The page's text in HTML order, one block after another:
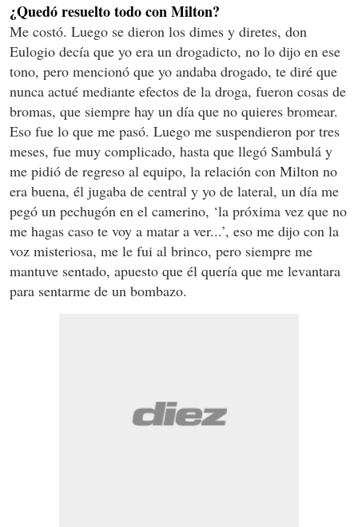
¿Quedó resuelto todo con Milton?
Me costó. Luego se dieron los dimes y diretes, don
Eulogio decía que yo era un drogadicto, no lo dijo en ese
tono, pero mencionó que yo andaba drogado, te diré que
nunca actué mediante efectos de la droga, fueron cosas de
bromas, que siempre hay un día que no quieres bromear.
Eso fue lo que me pasó. Luego me suspendieron por tres
meses, fue muy complicado, hasta que llegó Sambulá y
me pidió de regreso al equipo, la relación con Milton no
era buena, él jugaba de central y yo de lateral, un día me
pegó un pechugón en el camerino, ‘la próxima vez que no
me hagas caso te voy a matar a ver...’, eso me dijo con la
voz misteriosa, me le fui al brinco, pero siempre me
mantuve sentado, apuesto que él quería que me levantara
para sentarme de un bombazo.